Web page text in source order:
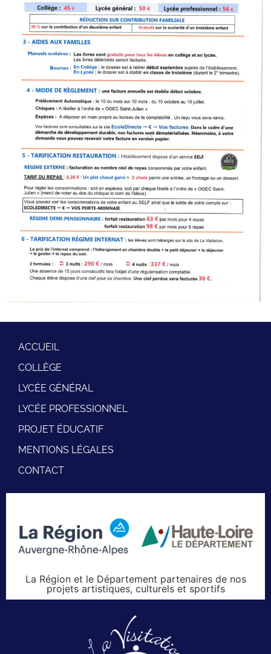
ACCUEIL
COLLÈGE
LYCÉE GÉNÉRAL
LYCÉE PROFESSIONNEL
PROJET ÉDUCATIF
MENTIONS LÉGALES
CONTACT
La Région et le Département partenaires de nos
projets artistiques, culturels et sportifs